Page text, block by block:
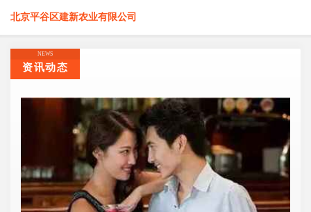
北京平谷区建新农业有限公司
NEWS
资讯动态